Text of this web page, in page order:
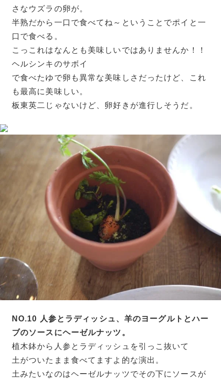
さなウズラの卵が。
半熟だから一口で食べてね～ということでポイと一
口で食べる。
こっこれはなんとも美味しいではありませんか！！
ヘルシンキのサボイ
で食べたゆで卵も異常な美味しさだったけど、これ
も最高に美味しい。
板東英二じゃないけど、卵好きが進行しそうだ。
NO.10 人参とラディッシュ、羊のヨーグルトとハー
ブのソースにヘーゼルナッツ。
植木鉢から人参とラディッシュを引っこ抜いて
土がついたまま食べてますよ的な演出。
土みたいなのはヘーゼルナッツでその下にソースが